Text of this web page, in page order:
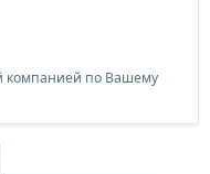
компанией по Вашему